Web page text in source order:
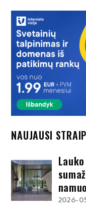
NAUJAUSI
2026-